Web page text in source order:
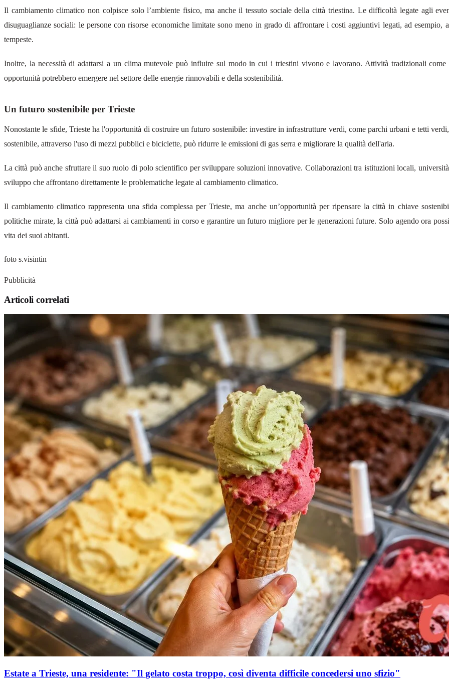
Il cambiamento climatico non colpisce solo l’ambiente fisico, ma anche il tessuto sociale della città triestina. Le difficoltà legate agli
disuguaglianze sociali: le persone con risorse economiche limitate sono meno in grado di affrontare i costi aggiuntivi legati, ad esempio,
tempeste.
Inoltre, la necessità di adattarsi a un clima mutevole può influire sul modo in cui i triestini vivono e lavorano. Attività tradizionali come
opportunità potrebbero emergere nel settore delle energie rinnovabili e della sostenibilità.
Un futuro sostenibile per Trieste
Nonostante le sfide, Trieste ha l'opportunità di costruire un futuro sostenibile: investire in infrastrutture verdi, come parchi urbani e tetti
sostenibile, attraverso l'uso di mezzi pubblici e biciclette, può ridurre le emissioni di gas serra e migliorare la qualità dell'aria.
La città può anche sfruttare il suo ruolo di polo scientifico per sviluppare soluzioni innovative. Collaborazioni tra istituzioni locali,
sviluppo che affrontano direttamente le problematiche legate al cambiamento climatico.
Il cambiamento climatico rappresenta una sfida complessa per Trieste, ma anche un’opportunità per ripensare la città in chiave
politiche mirate, la città può adattarsi ai cambiamenti in corso e garantire un futuro migliore per le generazioni future. Solo agendo ora
vita dei suoi abitanti.
​​​​​​​foto s.visintin
Pubblicità
Articoli correlati
Estate a Trieste, una residente: "Il gelato costa troppo, così diventa difficile concedersi uno sfizio"